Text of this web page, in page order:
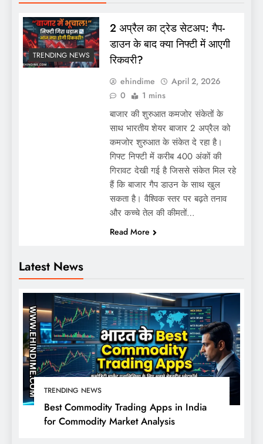
Latest News
TRENDING NEWS
Best Commodity Trading Apps in India
for Commodity Market Analysis
TRENDING NEWS
2 अप्रैल का ट्रेड सेटअप: गैप-
डाउन के बाद क्या निफ्टी में आएगी
रिकवरी?
ehindime
April 2, 2026
0
1 mins
बाजार की शुरुआत कमजोर संकेतों के
साथ भारतीय शेयर बाजार 2 अप्रैल को
कमजोर शुरुआत के संकेत दे रहा है।
गिफ्ट निफ्टी में करीब 400 अंकों की
गिरावट देखी गई है जिससे संकेत मिल रहे
हैं कि बाजार गैप डाउन के साथ खुल
सकता है। वैश्विक स्तर पर बढ़ते तनाव
और कच्चे तेल की कीमतों…
Read More